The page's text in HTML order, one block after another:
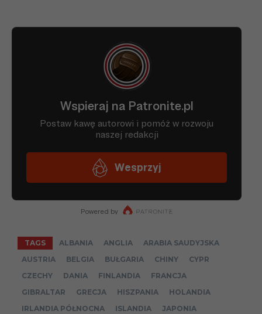
TAGS ALBANIA ANGLIA
ARABIA SAUDYJSKA
AUSTRIA
BELGIA BUŁGARIA CHINY
CYPR
CZECHY
DANIA FINLANDIA
FRANCJA
GIBRALTAR
GRECJA HISZPANIA
HOLANDIA
IRLANDIA PÓŁNOCNA
ISLANDIA
JAPONIA